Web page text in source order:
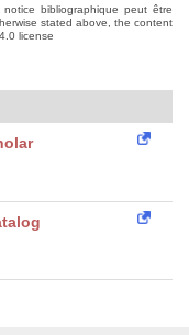
bibliographique peut être
stated above, the content
license